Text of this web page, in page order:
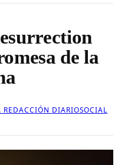
de la
REDACCIÓN DIARIOSOCIAL